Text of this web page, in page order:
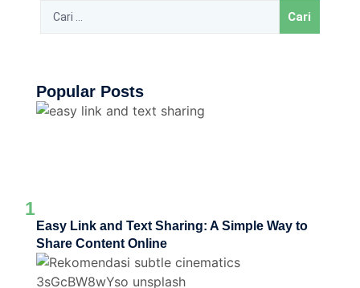
Popular Posts
1
Easy Link and Text Sharing: A Simple Way to
Share Content Online